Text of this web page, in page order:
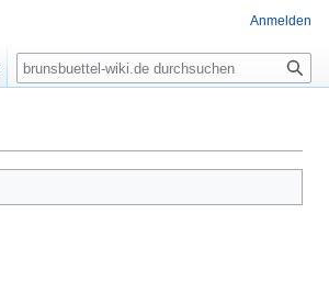
Anmelden
Suche